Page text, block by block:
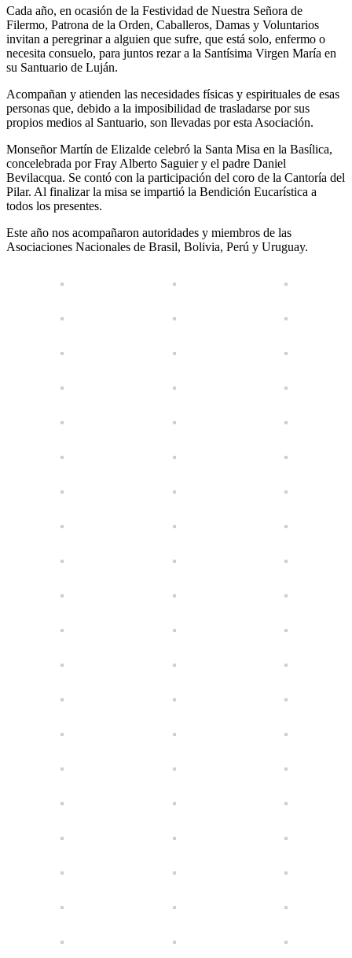
Cada año, en ocasión de la Festividad de Nuestra Señora de
Filermo, Patrona de la Orden, Caballeros, Damas y Voluntarios
invitan a peregrinar a alguien que sufre, que está solo, enfermo o
necesita consuelo, para juntos rezar a la Santísima Virgen María en
su Santuario de Luján.
Acompañan y atienden las necesidades físicas y espirituales de esas
personas que, debido a la imposibilidad de trasladarse por sus
propios medios al Santuario, son llevadas por esta Asociación.
Monseñor Martín de Elizalde celebró la Santa Misa en la Basílica,
concelebrada por Fray Alberto Saguier y el padre Daniel
Bevilacqua. Se contó con la participación del coro de la Cantoría del
Pilar. Al finalizar la misa se impartió la Bendición Eucarística a
todos los presentes.
Este año nos acompañaron autoridades y miembros de las
Asociaciones Nacionales de Brasil, Bolivia, Perú y Uruguay.